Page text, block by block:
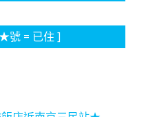
號 = 已住 ]